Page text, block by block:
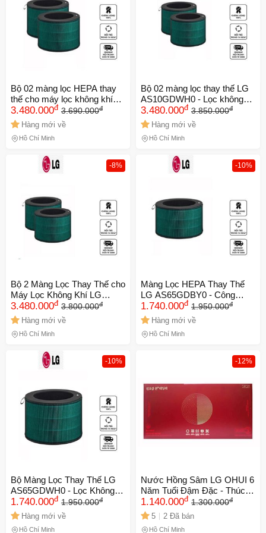
Bộ 02 màng lọc HEPA thay
thế cho máy lọc không khí
LG AS10GDBY0 - Kháng
khuẩn, khử mùi, an toàn cho
không gian sống sạch sẽ
3.480.000đ 3.690.000đ
Hàng mới về
Hồ Chí Minh
Bộ 02 màng lọc thay thế LG
AS10GDWH0 - Lọc không
khí hiệu quả 99,999% bụi
siêu mịn và khử mùi độc hại
cho gia đình bạn
3.480.000đ 3.850.000đ
Hàng mới về
Hồ Chí Minh
-8%
Bộ 2 Màng Lọc Thay Thế cho
Máy Lọc Không Khí LG
AS95GDWV0 - Lọc HEPA và
Khử Mùi Hiệu Quả, Loại Bỏ
99,99% Bụi Siêu Mịn
3.480.000đ 3.800.000đ
Hàng mới về
Hồ Chí Minh
-10%
Màng Lọc HEPA Thay Thế
LG AS65GDBY0 - Công
Nghệ Lọc Khí 360° Hiệu Quả,
Loại Bỏ 99.9% Vi Khuẩn và
Bụi Mịn
1.740.000đ 1.950.000đ
Hàng mới về
Hồ Chí Minh
-10%
Bộ Màng Lọc Thay Thế LG
AS65GDWH0 - Lọc Không
Khí 360 Độ, Diệt Khuẩn
99,9%, LOẠI BỎ BỤI SIÊU
MỊN, Khử Mùi Hiệu Quả
1.740.000đ 1.950.000đ
Hàng mới về
Hồ Chí Minh
-12%
Nước Hồng Sâm LG OHUI 6
Năm Tuổi Đậm Đặc - Thúc
Đẩy Sức Khỏe, Cung Cấp
Năng Lượng, 50 Gói Hỗ Trợ
Làm Đẹp Da, Tăng Cường
1.140.000đ 1.300.000đ
5 2 Đã bán
Hồ Chí Minh